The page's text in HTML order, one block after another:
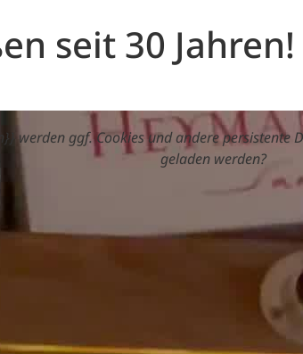
seit 30 Jahren!
werden ggf. Cookies und andere persistente
geladen werden?